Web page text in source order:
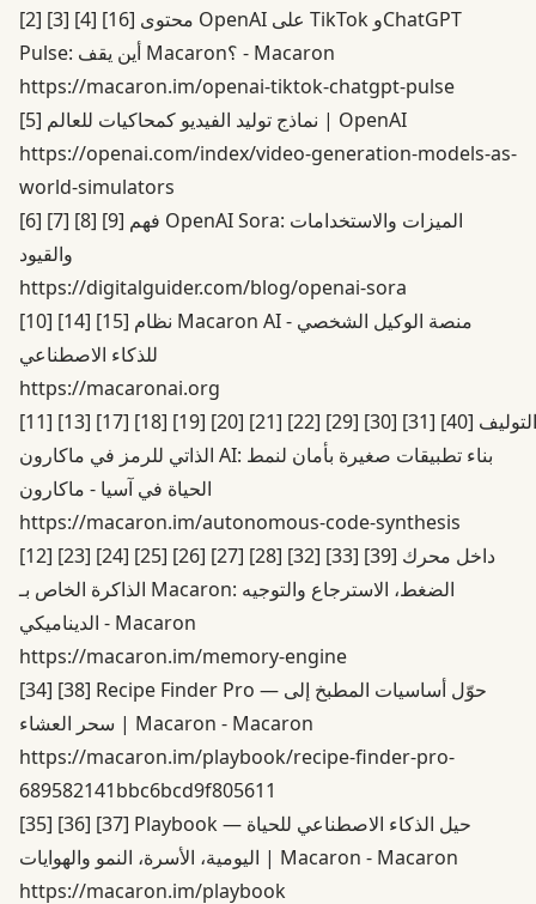
[2] [3] [4] [16]
Pulse: أين يقف Macaron؟ - Macaron
https://macaron.im/openai-tiktok-chatgpt-pulse
[5]
نماذج توليد الفيديو كمحاكيات للعالم | OpenAI
https://openai.com/index/video-generation-models-as-
world-simulators
[6] [7] [8] [9]
والقيود
https://digitalguider.com/blog/openai-sora
[10] [14] [15]
للذكاء الاصطناعي
https://macaronai.org
[11] [13] [17] [18] [19] [20] [21] [22] [29] [30] [31] [40]
الذاتي للرمز في ماكارون AI: بناء تطبيقات صغيرة بأمان لنمط
الحياة في آسيا - ماكارون
https://macaron.im/autonomous-code-synthesis
[12] [23] [24] [25] [26] [27] [28] [32] [33] [39]
الذاكرة الخاص بـ Macaron: الضغط، الاسترجاع والتوجيه
الديناميكي - Macaron
https://macaron.im/memory-engine
[34] [38] Recipe Finder Pro — حوّل أساسيات المطبخ إلى
سحر العشاء | Macaron - Macaron
https://macaron.im/playbook/recipe-finder-pro-
689582141bbc6bcd9f805611
[35] [36] [37] Playbook — حيل الذكاء الاصطناعي للحياة
اليومية، الأسرة، النمو والهوايات | Macaron - Macaron
https://macaron.im/playbook